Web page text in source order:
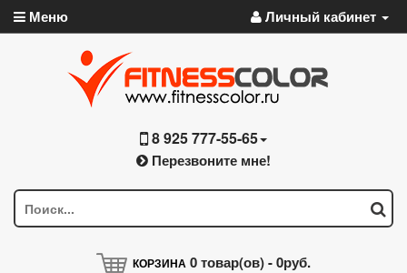
Меню Личный кабинет
8 925 777-55-65
Перезвоните мне!
КОРЗИНА 0товар(ов) -0руб.